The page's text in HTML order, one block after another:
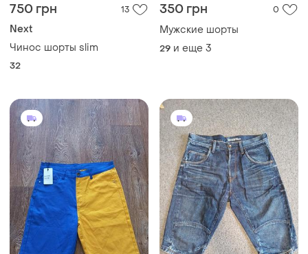
750 грн 13
Next
Чинос шорты slim
32
350 грн 0
Мужские шорты
29 и еще 3